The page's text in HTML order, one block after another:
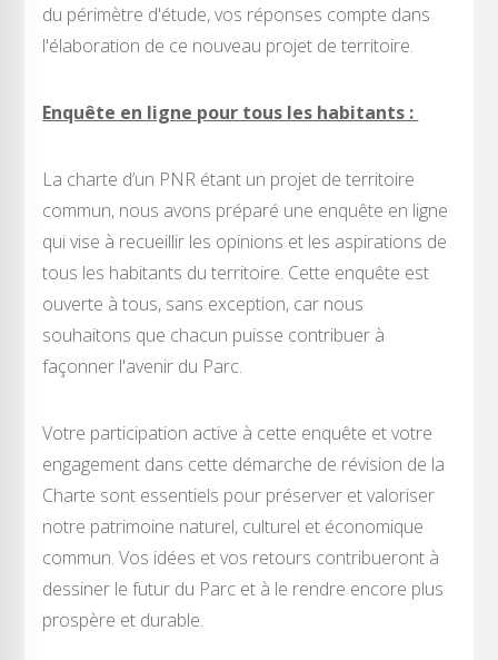
du périmètre d'étude, vos réponses compte dans
l'élaboration de ce nouveau projet de territoire.
Enquête en ligne pour tous les habitants :
La charte d’un PNR étant un projet de territoire
commun, nous avons préparé une enquête en ligne
qui vise à recueillir les opinions et les aspirations de
tous les habitants du territoire. Cette enquête est
ouverte à tous, sans exception, car nous
souhaitons que chacun puisse contribuer à
façonner l'avenir du Parc.
Votre participation active à cette enquête et votre
engagement dans cette démarche de révision de la
Charte sont essentiels pour préserver et valoriser
notre patrimoine naturel, culturel et économique
commun. Vos idées et vos retours contribueront à
dessiner le futur du Parc et à le rendre encore plus
prospère et durable.